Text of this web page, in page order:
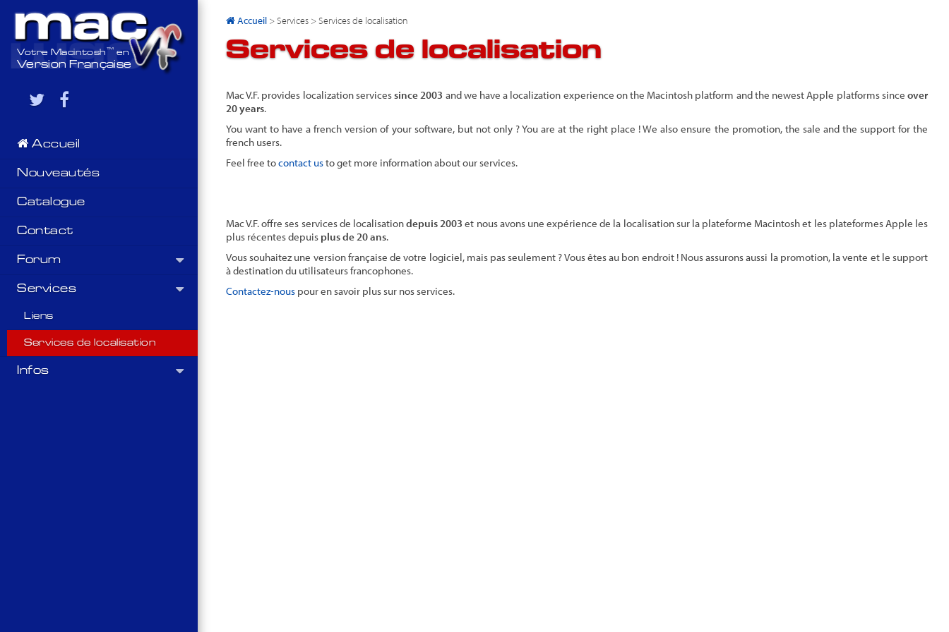
Votre Macintosh ™ en
Version Française
Accueil
Nouveautés
Catalogue
Contact
Forum
Services
Liens
Services de localisation
Infos
Accueil > Services > Services de localisation
Services de localisation
Mac V.F. provides localization servicessince 2003 and we have a localization experience on the Macintosh platform and the newest Apple platforms sinceover
20 years.
You want to have a french version of your software, but not only ? You are at the right place ! We also ensure the promotion, the sale and the support for the
french users.
Feel free tocontact usto get more information about our services.
Mac V.F. offre ses services de localisationdepuis 2003 et nous avons une expérience de la localisation sur la plateforme Macintosh et les plateformes Apple les
plus récentes depuis plus de 20 ans.
Vous souhaitez une version française de votre logiciel, mais pas seulement ? Vous êtes au bon endroit ! Nous assurons aussi la promotion, la vente et le support
à destination du utilisateurs francophones.
Contactez-nous pour en savoir plus sur nos services.